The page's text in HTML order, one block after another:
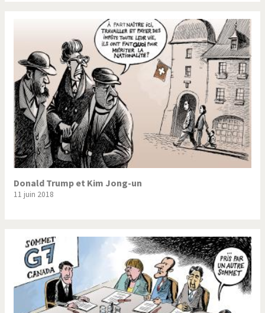
Donald Trump et Kim Jong-un
11 juin 2018